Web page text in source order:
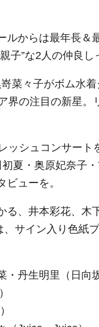
ルからは最年長＆
子”な2人の仲良し
菜々子がボム水
界の注目の新星
ッシュコンサー
夏・奥原妃奈子
ビューを。
る、井本彩花、木
サイン入り色紙
・丹生明里（日向